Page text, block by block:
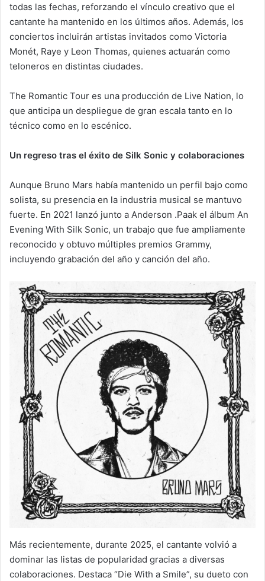
todas las fechas, reforzando el vínculo creativo que el
cantante ha mantenido en los últimos años. Además, los
conciertos incluirán artistas invitados como Victoria
Monét, Raye y Leon Thomas, quienes actuarán como
teloneros en distintas ciudades.
The Romantic Tour es una producción de Live Nation, lo
que anticipa un despliegue de gran escala tanto en lo
técnico como en lo escénico.
Un regreso tras el éxito de Silk Sonic y colaboraciones
Aunque Bruno Mars había mantenido un perfil bajo como
solista, su presencia en la industria musical se mantuvo
fuerte. En 2021 lanzó junto a Anderson .Paak el álbum An
Evening With Silk Sonic, un trabajo que fue ampliamente
reconocido y obtuvo múltiples premios Grammy,
incluyendo grabación del año y canción del año.
Más recientemente, durante 2025, el cantante volvió a
dominar las listas de popularidad gracias a diversas
colaboraciones. Destaca “Die With a Smile”, su dueto con